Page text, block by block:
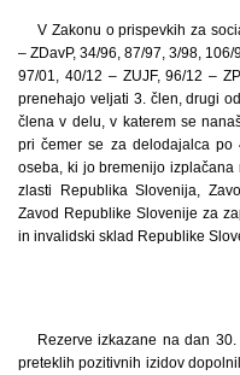
V Zakonu o prispevkih za
– ZDavP, 34/96, 87/97, 3/98, 106/
97/01, 40/12 – ZUJF, 96/12 –
prenehajo veljati 3. člen, drugi
člena v delu, v katerem se
pri čemer se za delodajalca
oseba, ki jo bremenijo izplačana
zlasti Republika Slovenija,
Zavod Republike Slovenije za
in invalidski sklad Republike
Rezerve izkazane na dan
preteklih pozitivnih izidov